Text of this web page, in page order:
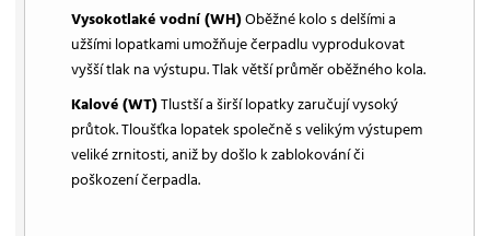
Vysokotlaké vodní (WH)Oběžné kolo s delšími a
užšími lopatkami umožňuje čerpadlu vyprodukovat
vyšší tlak na výstupu. Tlak větší průměr oběžného kola.
Kalové (WT)Tlustší a širší lopatky zaručují vysoký
průtok. Tloušťka lopatek společně s velikým výstupem
veliké zrnitosti, aniž by došlo k zablokování či
poškození čerpadla.